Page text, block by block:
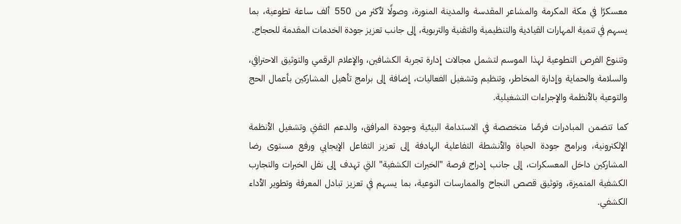
معسكرًا في مكة المكرمة والمشاعر المقدسة والمدينة المنورة، وصولًا لأكثر من 550 ألف ساعة تطوعية، بما
يسهم في تنمية المهارات القيادية والتنظيمية والتقنية والتربوية، إلى جانب تعزيز جودة الخدمات المقدمة للحجاج.
وتتنوع الفرص التطوعية لهذا الموسم لتشمل مجالات إدارة تجربة الكشافين، والإعلام الرقمي والتوثيق الاحترافي،
والسلامة والحماية وإدارة المخاطر، وتنظيم وتشغيل الفعاليات، إضافة إلى برامج تأهيل المشاركين بأعمال الحج
والتوعية بالأنظمة والإجراءات التشغيلية.
كما تتضمن المبادرات فرصًا متخصصة في الاستدامة البيئية وجودة المرافق، والدعم التقني وتشغيل الأنظمة
الإلكترونية، وبرامج جودة الحياة والأنشطة التفاعلية الهادفة إلى تعزيز التفاعل الإيجابي ورفع مستوى رضا
المشاركين داخل المعسكرات، إلى جانب إدراج فرصة "الخبرات الكشفية" التي تهدف إلى نقل الخبرات والتجارب
الكشفية المتميزة، وتوثيق قصص النجاح والممارسات النوعية، بما يسهم في تعزيز تبادل المعرفة وتطوير الأداء
الكشفي.